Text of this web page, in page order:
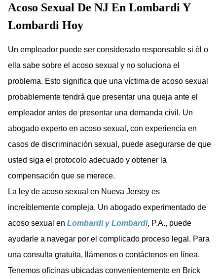
Acoso Sexual De NJ En Lombardi Y
Lombardi Hoy
Un empleador puede ser considerado responsable si él o
ella sabe sobre el acoso sexual y no soluciona el
problema. Esto significa que una víctima de acoso sexual
probablemente tendrá que presentar una queja ante el
empleador antes de presentar una demanda civil. Un
abogado experto en acoso sexual, con experiencia en
casos de discriminación sexual, puede asegurarse de que
usted siga el protocolo adecuado y obtener la
compensación que se merece.
La ley de acoso sexual en Nueva Jersey es
increíblemente compleja. Un abogado experimentado de
acoso sexual en Lombardi y Lombardi, P.A., puede
ayudarle a navegar por el complicado proceso legal. Para
una consulta gratuita, llámenos o contáctenos en línea.
Tenemos oficinas ubicadas convenientemente en Brick